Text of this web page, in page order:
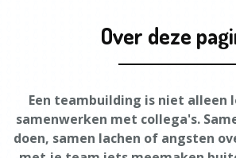
Over deze
Een teambuilding is niet alleen
samenwerken met collega's.
doen, samen lachen of angsten